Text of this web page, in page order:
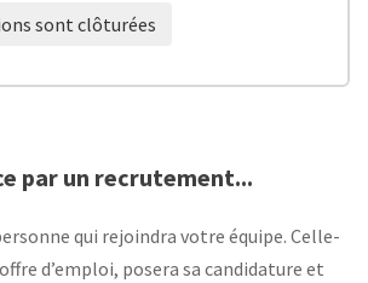
sont clôturées
par un recrutement...
qui rejoindra votre équipe. Celle-
d’emploi, posera sa candidature et